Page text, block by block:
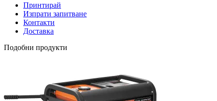
Принтирай
Изпрати запитване
Контакти
Доставка
Подобни продукти